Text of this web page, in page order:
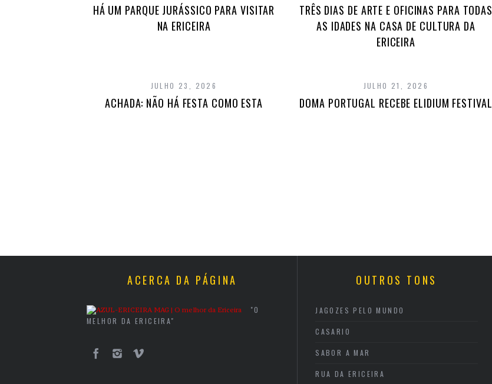
HÁ UM PARQUE JURÁSSICO PARA VISITAR
NA ERICEIRA
TRÊS DIAS DE ARTE E OFICINAS PARA TODAS
AS IDADES NA CASA DE CULTURA DA
ERICEIRA
JULHO 23, 2026
ACHADA: NÃO HÁ FESTA COMO ESTA
JULHO 21, 2026
DOMA PORTUGAL RECEBE ELIDIUM FESTIVAL
ACERCA DA PÁGINA
"O
MELHOR DA ERICEIRA"
OUTROS TONS
JAGOZES PELO MUNDO
CASARIO
SABOR A MAR
RUA DA ERICEIRA